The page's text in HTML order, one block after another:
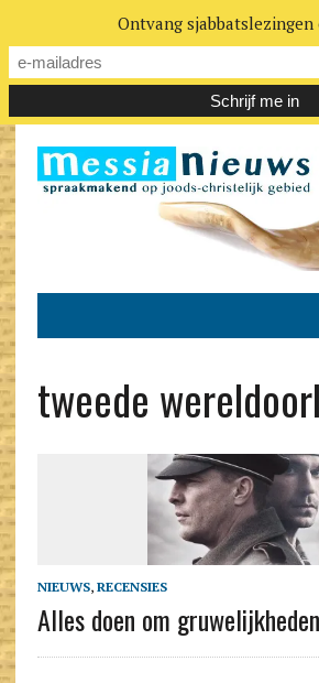
tweede
NIEUWS, RECENSIES
Alles doen om
Ontvang sjabbatslezingen